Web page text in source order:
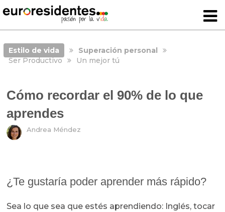
Estilo de vida
Superación personal
Ser Productivo
Un mejor tú
Cómo recordar el 90% de lo que
aprendes
Andrea Méndez
¿Te gustaría poder aprender más rápido?
Sea lo que sea que estés aprendiendo: Inglés, tocar